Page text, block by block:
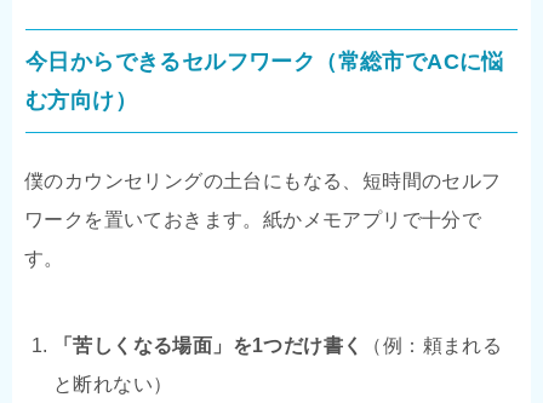
今日からできるセルフワーク（常総市でACに悩
む方向け）
僕のカウンセリングの土台にもなる、短時間のセルフ
ワークを置いておきます。紙かメモアプリで十分で
す。
「苦しくなる場面」を1つだけ書く
（例：頼まれる
と断れない）